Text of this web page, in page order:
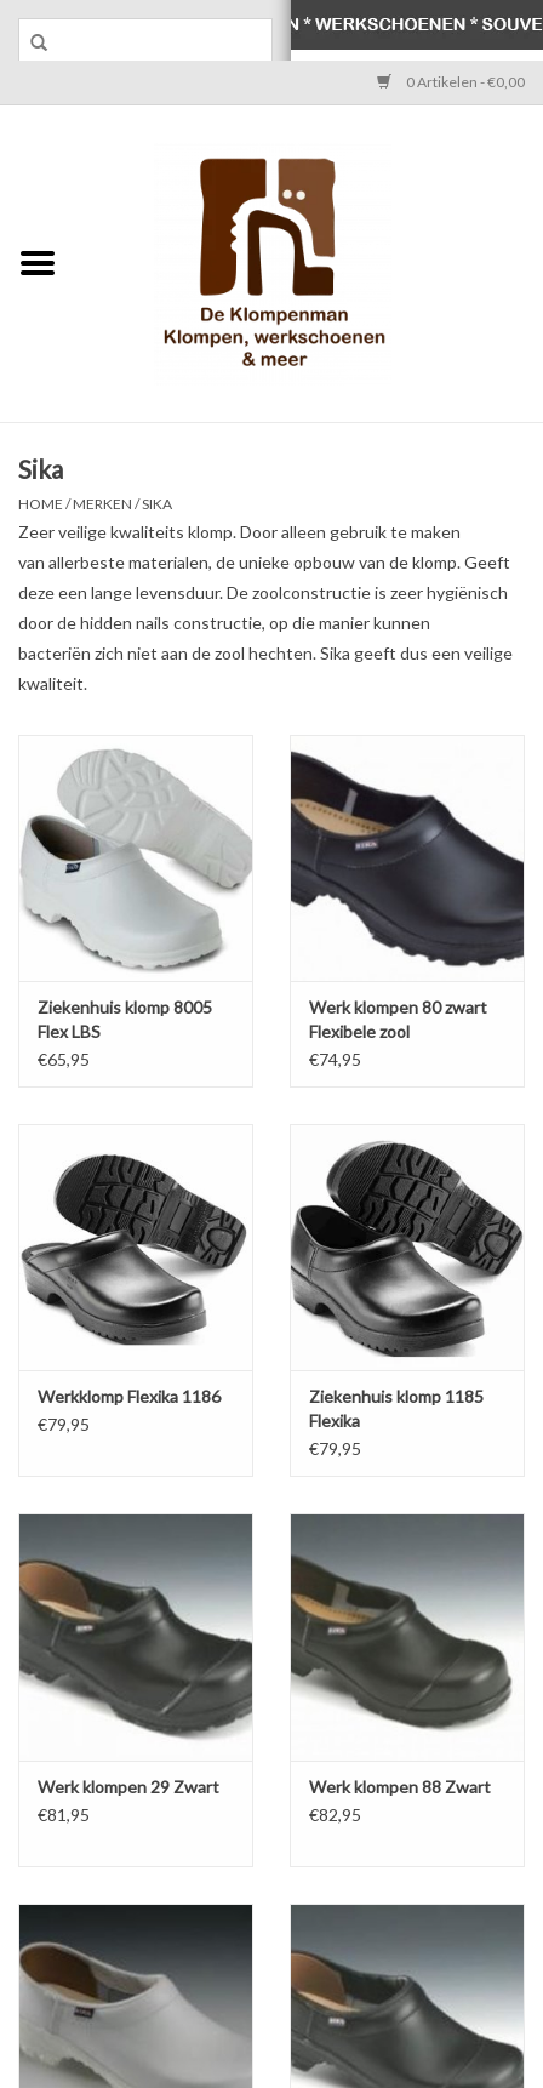
0 Artikelen - €0,00
Werkschoenen
Schoenen
Souvenirs
Diversen en Onderhoud
Sika
HOME /MERKEN /SIKA
Zeer veilige kwaliteits klomp. Door alleen gebruik te maken
van allerbeste materialen, de unieke opbouw van de klomp. Geeft
deze een lange levensduur. De zoolconstructie is zeer hygiënisch
door de hidden nails constructie, op die manier kunnen
bacteriën zich niet aan de zool hechten. Sika geeft dus een veilige
kwaliteit.
Ziekenhuis klomp 8005
Flex LBS
€65,95
Werk klompen 80 zwart
Flexibele zool
€74,95
Werkklomp Flexika 1186
€79,95
Ziekenhuis klomp 1185
Flexika
€79,95
Werk klompen 29 Zwart
€81,95
Werk klompen 88 Zwart
€82,95